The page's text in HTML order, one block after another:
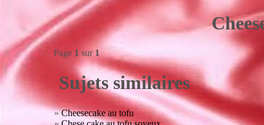
Page 1 sur 1
Sujets similaires
»Cheesecake au tofu